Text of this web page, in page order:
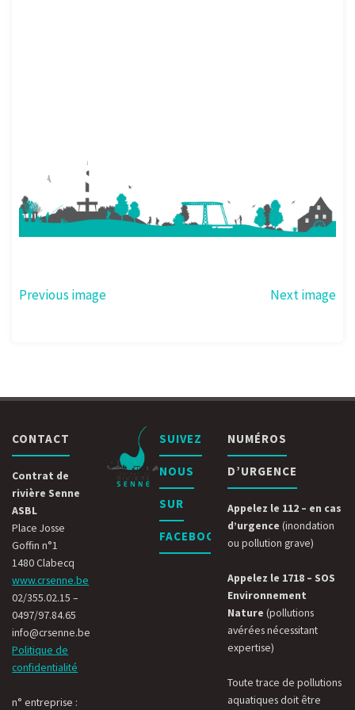
Previous image Next image
CONTACT
Contrat de
rivière Senne
ASBL
Place Josse
Goffin n°1
1480 Clabecq
www.crsenne.be
02/355.02.15 –
0497/97.84.65
info@crsenne.be
Politique de
confidentialité
n° entreprise :
SUIVEZ
NOUS
SUR
FACEBOOK
NUMÉROS
D’URGENCE
Appelez le 112 – en cas
d’urgence (inondation
ou pollution grave)
Appelez le 1718 – SOS
Environnement
Nature (pollutions
avérées nécessitant
expertise)
Toute trace de pollutions
aquatiques doit être